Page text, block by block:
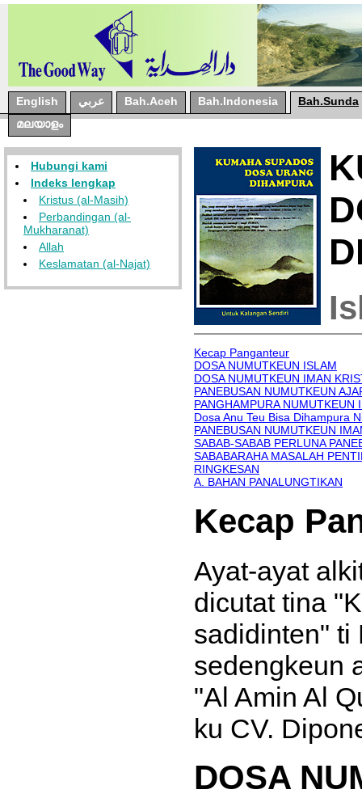
English عربي Bah.Aceh Bah.Indonesia
Bah.Sunda
മലയാളം
Hubungi kami
Indeks lengkap
Kristus (al-Masih)
Perbandingan (al-
Mukharanat)
Allah
Keslamatan (al-Najat)
Kecap Panganteur
DOSA NUMUTKEUN ISLAM
DOSA NUMUTKEUN IMAN
PANEBUSAN NUMUTKEUN
PANGHAMPURA NUMUTKEUN
Dosa Anu Teu Bisa Dihampura
PANEBUSAN NUMUTKEUN
SABAB-SABAB PERLUNA
SABABARAHA MASALAH
RINGKESAN
A. BAHAN PANALUNGTIKAN
Kecap
Ayat-ayat
dicutat tina
sadidinten" ti
sedengkeun
"Al Amin Al
ku CV.
DOSA